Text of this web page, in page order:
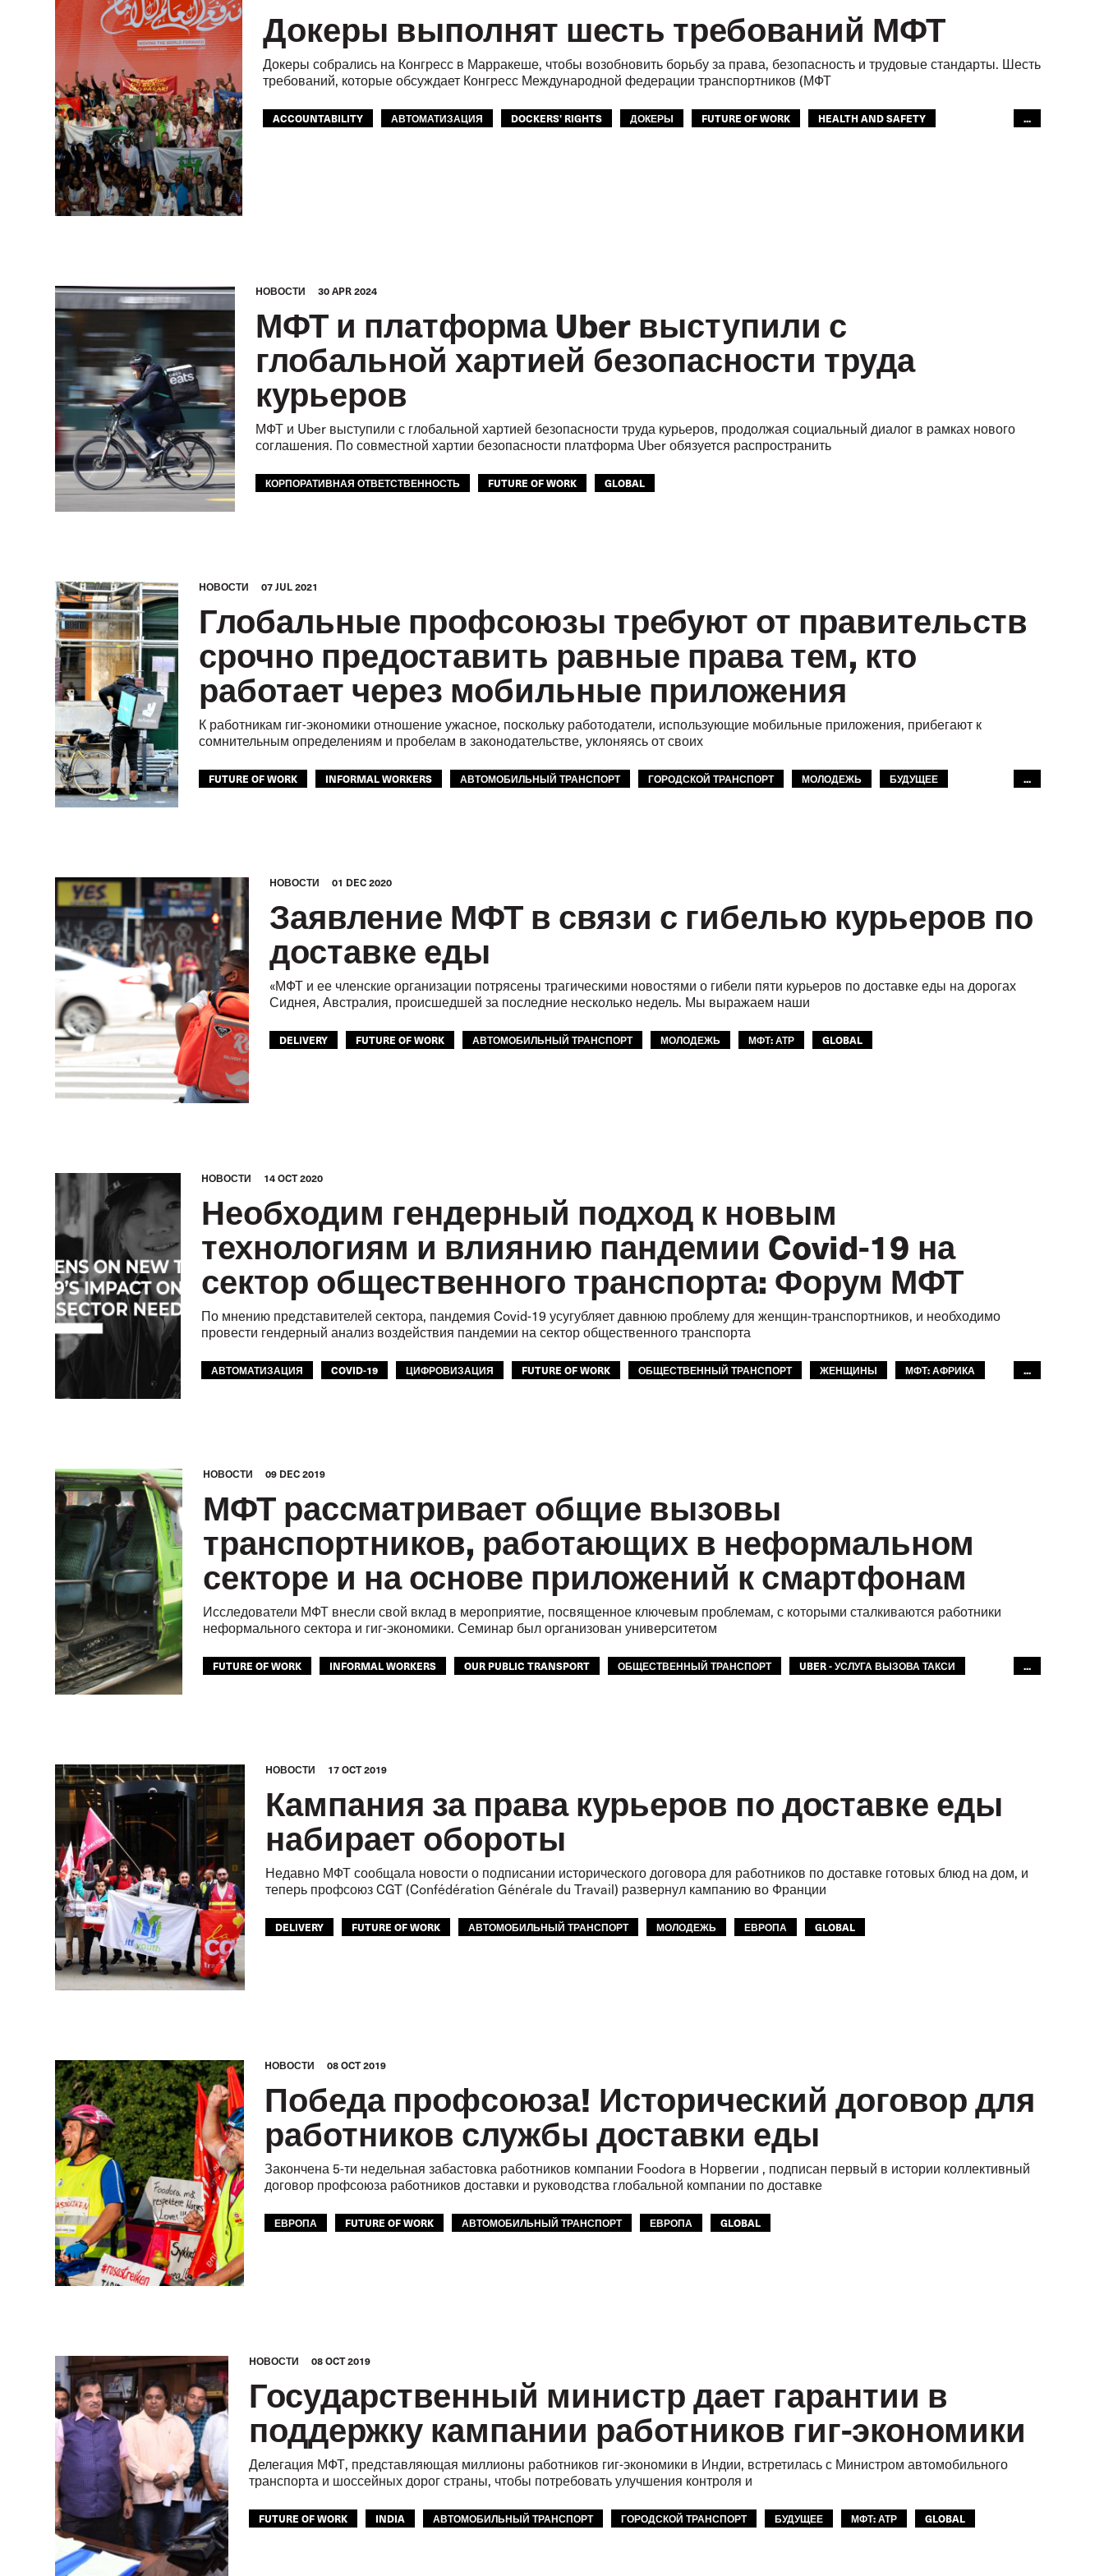
Докеры выполнят шесть требований МФТ
Докеры собрались на Конгресс в Марракеше, чтобы возобновить борьбу за права, безопасность и трудовые стандарты. Шесть
требований, которые обсуждает Конгресс Международной федерации транспортников (МФТ
ACCOUNTABILITY АВТОМАТИЗАЦИЯ DOCKERS' RIGHTS ДОКЕРЫ FUTURE OF WORK
HEALTH AND SAFETY
...
HОВОСТИ 30 APR 2024
МФТ и платформа Uber выступили с
глобальной хартией безопасности труда
курьеров
МФТ и Uber выступили с глобальной хартией безопасности труда курьеров, продолжая социальный диалог в рамках нового
соглашения. По совместной хартии безопасности платформа Uber обязуется распространить
КОРПОРАТИВНАЯ ОТВЕТСТВЕННОСТЬ FUTURE OF WORK GLOBAL
HОВОСТИ 07 JUL 2021
Глобальные профсоюзы требуют от правительств
срочно предоставить равные права тем, кто
работает через мобильные приложения
К работникам гиг-экономики отношение ужасное, поскольку работодатели, использующие мобильные приложения, прибегают к
сомнительным определениям и пробелам в законодательстве, уклоняясь от своих
FUTURE OF WORK INFORMAL WORKERS АВТОМОБИЛЬНЫЙ ТРАНСПОРТ ГОРОДСКОЙ ТРАНСПОРТ МОЛОДЕЖЬ
БУДУЩЕЕ
...
HОВОСТИ 01 DEC 2020
Заявление МФТ в связи с гибелью курьеров по
доставке еды
«МФТ и ее членские организации потрясены трагическими новостями о гибели пяти курьеров по доставке еды на дорогах
Сиднея, Австралия, происшедшей за последние несколько недель. Мы выражаем наши
DELIVERY FUTURE OF WORK АВТОМОБИЛЬНЫЙ ТРАНСПОРТ МОЛОДЕЖЬ МФТ: АТР GLOBAL
HОВОСТИ 14 OCT 2020
Необходим гендерный подход к новым
технологиям и влиянию пандемии Covid-19 на
сектор общественного транспорта: Форум МФТ
По мнению представителей сектора, пандемия Covid-19 усугубляет давнюю проблему для женщин-транспортников, и необходимо
провести гендерный анализ воздействия пандемии на сектор общественного транспорта
АВТОМАТИЗАЦИЯ COVID-19 ЦИФРОВИЗАЦИЯ FUTURE OF WORK ОБЩЕСТВЕННЫЙ ТРАНСПОРТ ЖЕНЩИНЫ
МФТ: АФРИКА
...
HОВОСТИ 09 DEC 2019
МФТ рассматривает общие вызовы
транспортников, работающих в неформальном
секторе и на основе приложений к смартфонам
Исследователи МФТ внесли свой вклад в мероприятие, посвященное ключевым проблемам, с которыми сталкиваются работники
неформального сектора и гиг-экономики. Семинар был организован университетом
FUTURE OF WORK INFORMAL WORKERS OUR PUBLIC TRANSPORT ОБЩЕСТВЕННЫЙ ТРАНСПОРТ
UBER - УСЛУГА ВЫЗОВА ТАКСИ
...
HОВОСТИ 17 OCT 2019
Кампания за права курьеров по доставке еды
набирает обороты
Недавно МФТ сообщала новости о подписании исторического договора для работников по доставке готовых блюд на дом, и
теперь профсоюз CGT (Confédération Générale du Travail) развернул кампанию во Франции
DELIVERY FUTURE OF WORK АВТОМОБИЛЬНЫЙ ТРАНСПОРТ МОЛОДЕЖЬ ЕВРОПА GLOBAL
HОВОСТИ 08 OCT 2019
Победа профсоюза! Исторический договор для
работников службы доставки еды
Закончена 5-ти недельная забастовка работников компании Foodora в Норвегии , подписан первый в истории коллективный
договор профсоюза работников доставки и руководства глобальной компании по доставке
ЕВРОПА FUTURE OF WORK АВТОМОБИЛЬНЫЙ ТРАНСПОРТ ЕВРОПА GLOBAL
HОВОСТИ 08 OCT 2019
Государственный министр дает гарантии в
поддержку кампании работников гиг-экономики
Делегация МФТ, представляющая миллионы работников гиг-экономики в Индии, встретилась с Министром автомобильного
транспорта и шоссейных дорог страны, чтобы потребовать улучшения контроля и
FUTURE OF WORK INDIA АВТОМОБИЛЬНЫЙ ТРАНСПОРТ ГОРОДСКОЙ ТРАНСПОРТ БУДУЩЕЕ МФТ: АТР GLOBAL